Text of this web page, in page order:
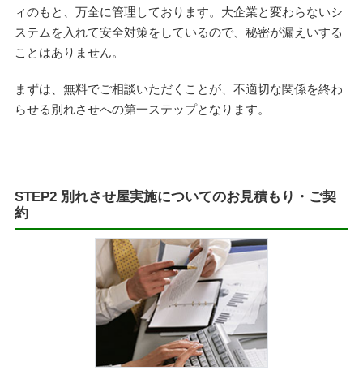
ィのもと、万全に管理しております。大企業と変わらないシ
ステムを入れて安全対策をしているので、秘密が漏えいする
ことはありません。
まずは、無料でご相談いただくことが、不適切な関係を終わ
らせる別れさせへの第一ステップとなります。
STEP2 別れさせ屋実施についてのお見積もり・ご契
約